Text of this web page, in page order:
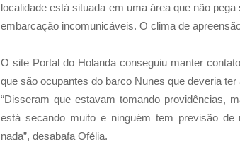
localidade está situada em uma área que não
embarcação incomunicáveis. O clima de
O site Portal do Holanda conseguiu manter
que são ocupantes do barco Nunes que deveria
“Disseram que estavam tomando providências,
está secando muito e ninguém tem previsão de
nada”, desabafa Ofélia.